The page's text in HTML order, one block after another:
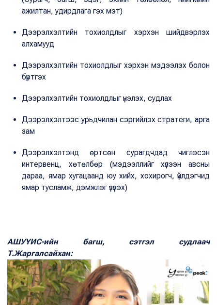
ажилтан, удирдлага гэх мэт)
Дээрэлхэлтийн тохиолдлыг хэрхэн шийдвэрлэх
алхамууд
Дээрэлхэлтийн тохиолдлыг хэрхэн мэдээлэх болон
бүртгэх
Дээрэлхэлтийн тохиолдлыг үнэлэх, судлах
Дээрэлхэлтээс урьдчилан сэргийлэх стратеги, арга
зам
Дээрэлхэлтэнд өртсөн сурагдчдад чиглэсэн
интервенц, хөтөлбөр (мэдээллийг хүлээн авсны
дараа, ямар хугацаанд юу хийх, хохирогч, үйлдэгчид
ямар тусламж, дэмжлэг үзүүлэх)
АШУҮИС-ийн багш, сэтгэл судлаач
Т.Жаргалсайхан: